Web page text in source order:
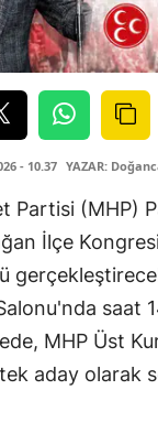
- 10.37 YAZAR:
Partisi (MHP)
İlçe
saat
MHP Üst
aday olarak